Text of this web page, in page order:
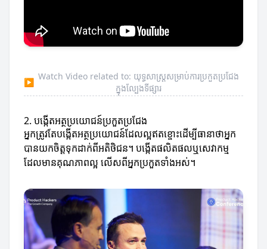
▶
Watch Video related to: យុទ្ធសាស្ត្រសម្រាប់ការប្រកួតប្រជែង
ក្នុងល្បែងទីផ្សារ
2. បង្កើតអត្ថប្រយោជន៍ប្រកួតប្រជែង
អ្នកត្រូវតែបង្កើតអត្ថប្រយោជន៍ដែលល្អឥតខ្ចោះដើម្បីធានាថាអ្នក
បានយកចិត្តទុកដាក់ពីអតិថិជន។ បង្កើតផលិតផលឬសេវាកម្ម
ដែលមានគុណភាពល្អ លើសពីអ្នកប្រកួតទាំងអស់។